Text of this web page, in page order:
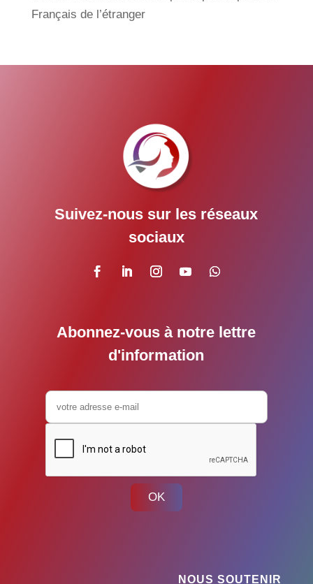
Français de l’étranger
Suivez-nous sur les réseaux
sociaux
Abonnez-vous à notre lettre
d'information
OK
NOUS SOUTENIR